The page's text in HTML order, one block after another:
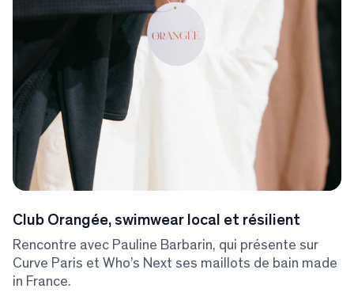
Club Orangée, swimwear local et résilient
Rencontre avec Pauline Barbarin, qui présente sur
Curve Paris et Who’s Next ses maillots de bain made
in France.